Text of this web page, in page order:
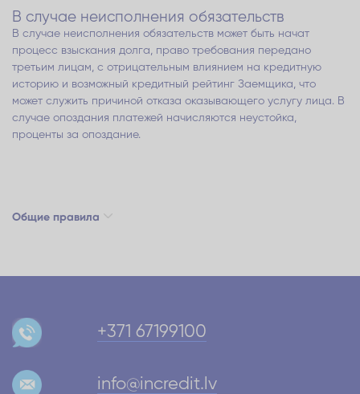
В случае неисполнения обязательств
В случае неисполнения обязательств может быть начат
процесс взыскания долга, право требования передано
третьим лицам, с отрицательным влиянием на кредитную
историю и возможный кредитный рейтинг Заемщика, что
может служить причиной отказа оказывающего услугу лица. В
случае опоздания платежей начисляются неустойка,
проценты за опоздание.
Общие правила
+371 67199100
info@incredit.lv